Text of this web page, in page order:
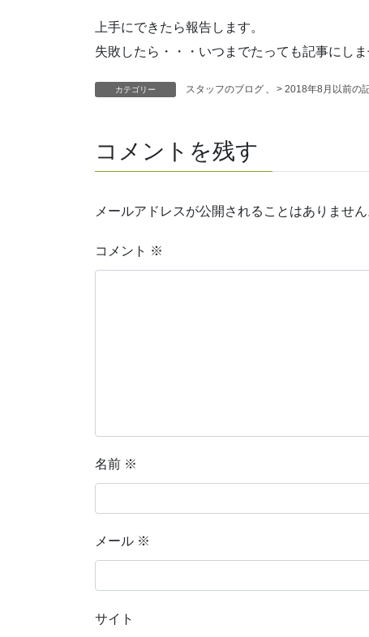
上手にできたら報告します。
失敗したら・・・いつまでたっても記事にしま
カテゴリー スタッフのブログ 、 > 2018年8月以前の
コメントを残す
メールアドレスが公開されることはありません
コメント ※
名前 ※
メール ※
サイト